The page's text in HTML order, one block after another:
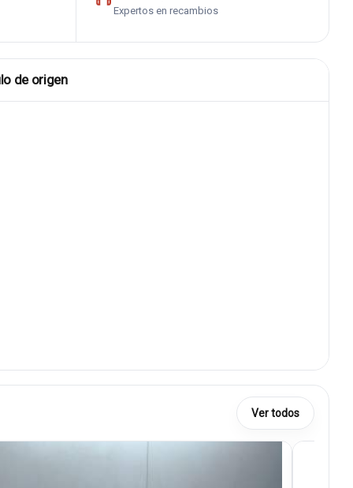
Expertos en recambios
de origen
Ver todos